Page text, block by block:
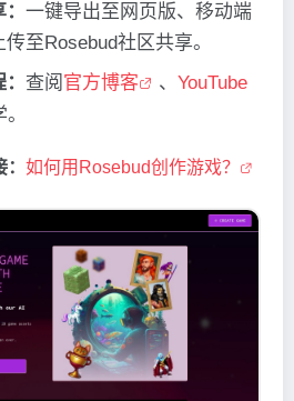
一键导出至网页版、移动端
至Rosebud社区共享。
查阅 官方博客 、 YouTube
如何用Rosebud创作游戏？